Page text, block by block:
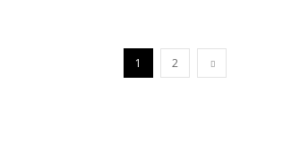
1 2